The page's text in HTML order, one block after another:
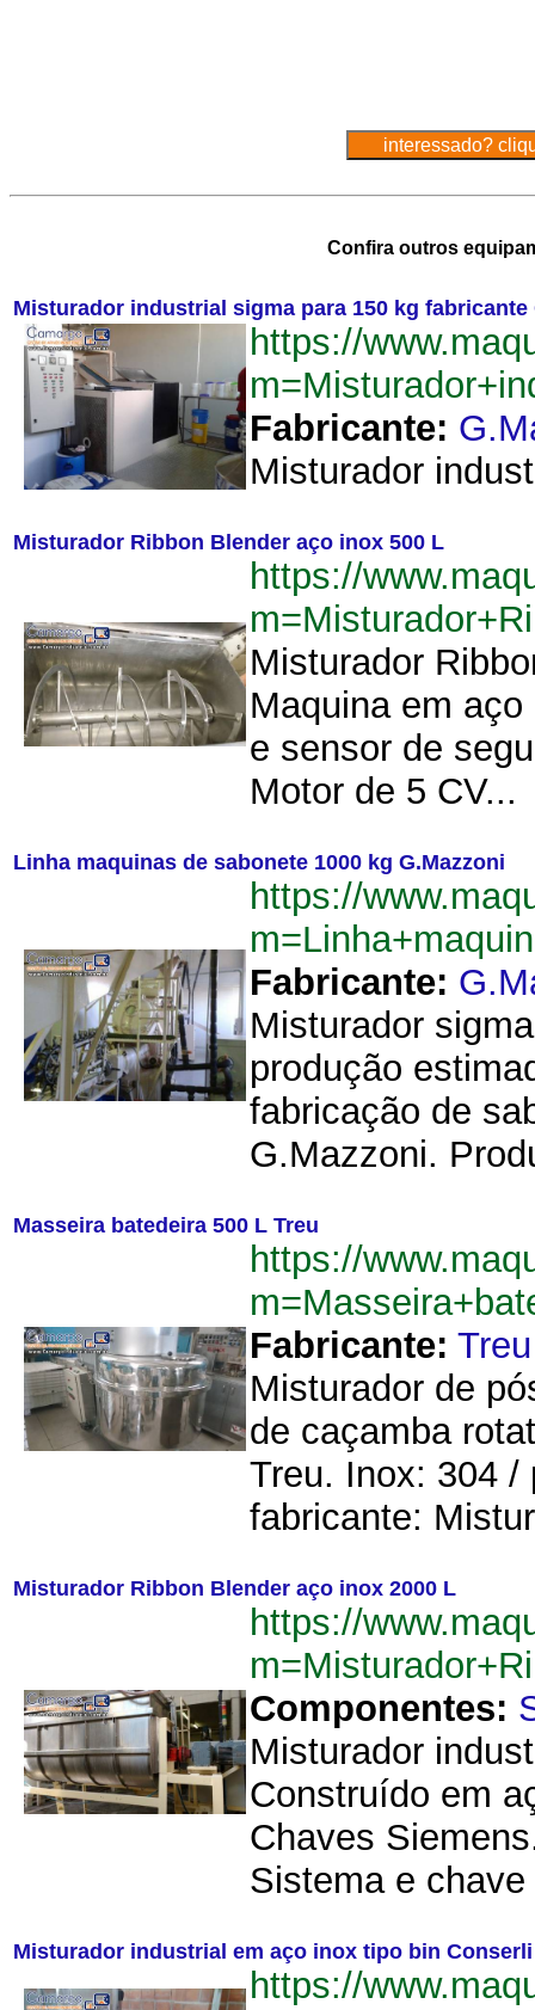
Confira outros
Misturador industrial sigma para 150 kg fabricante
https://
Fabricante:
Misturador
Misturador Ribbon Blender aço inox 500 L
https://
Misturador
Maquina em
e sensor de
Motor de 5 CV...
Linha maquinas de sabonete 1000 kg G.Mazzoni
https://
Fabricante:
Misturador
produção
fabricação de
G.Mazzoni.
Masseira batedeira 500 L Treu
https://
Fabricante: Treu
Misturador de
de caçamba
Treu. Inox: 304 /
fabricante:
Misturador Ribbon Blender aço inox 2000 L
https://
Componentes:
Misturador
Construído em
Chaves
Sistema e
Misturador industrial em aço inox tipo bin Conserli
https://